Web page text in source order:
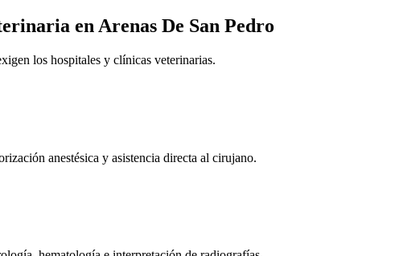
en Arenas De San Pedro
los hospitales y clínicas veterinarias.
anestésica y asistencia directa al cirujano.